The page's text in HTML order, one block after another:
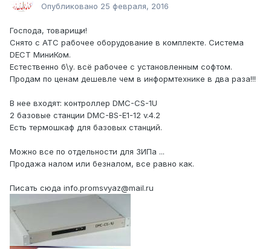
Опубликовано 25 февраля, 2016
Господа, товарищи!
Снято с АТС рабочее оборудование в комплекте. Cистема
DECT МиниКом.
Естественно б\у. всё рабочее с установленным софтом.
Продам по ценам дешевле чем в информтехнике в два раза!!!
В нее входят: контроллер DMC-CS-1U
2 базовые станции DMC-BS-E1-12 v.4.2
Есть термошкаф для базовых станций.
Можно все по отдельности для ЗИПа ...
Продажа налом или безналом, все равно как.
Писать сюда info.promsvyaz@mail.ru